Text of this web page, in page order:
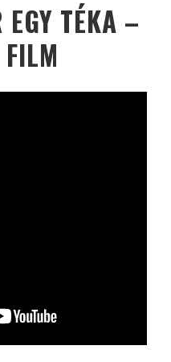
EGY TÉKA –